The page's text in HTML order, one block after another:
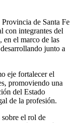
de Santa Fe
con integrantes del
en el marco de las
junto a
eje fortalecer el
promoviendo una
del Estado
de la profesión.
el rol de